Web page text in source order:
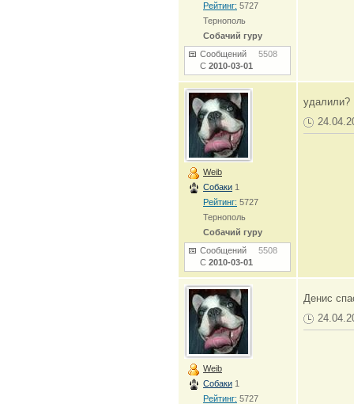
Рейтинг: 5727
Тернополь
Собачий гуру
Сообщений 5508
С 2010-03-01
Weib
Собаки 1
Рейтинг: 5727
Тернополь
Собачий гуру
Сообщений 5508
С 2010-03-01
удалили?
Weib
Собаки 1
Рейтинг: 5727
Денис